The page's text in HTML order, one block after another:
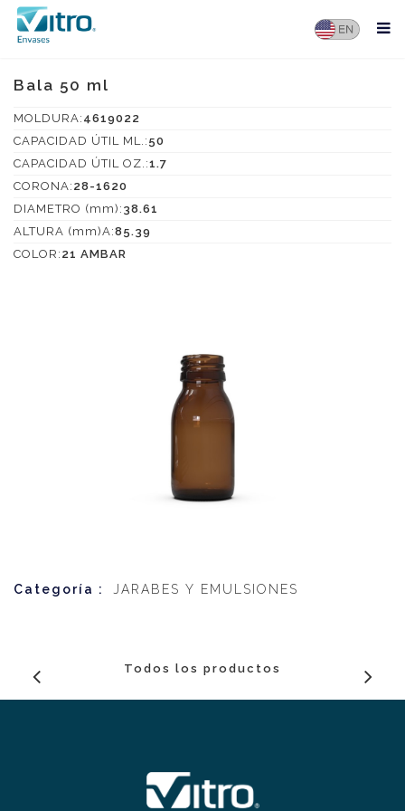
Bala 50 ml
MOLDURA: 4619022
CAPACIDAD ÚTIL ML.: 50
CAPACIDAD ÚTIL OZ.:1.7
CORONA: 28-1620
DIAMETRO (mm): 38.61
ALTURA (mm)A:85.39
COLOR: 21 AMBAR
Categoría : JARABES Y EMULSIONES
Todos los productos